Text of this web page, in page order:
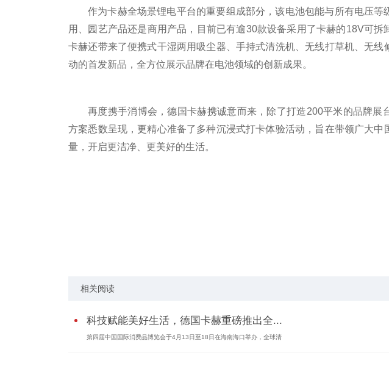
作为卡赫全场景锂电平台的重要组成部分，该电池包能与所有电压等
用、园艺产品还是商用产品，目前已有逾30款设备采用了卡赫的18V可拆
卡赫还带来了便携式干湿两用吸尘器、手持式清洗机、无线打草机、无线
动的首发新品，全方位展示品牌在电池领域的创新成果。
再度携手消博会，德国卡赫携诚意而来，除了打造200平米的品牌展
方案悉数呈现，更精心准备了多种沉浸式打卡体验活动，旨在带领广大中
量，开启更洁净、更美好的生活。
相关阅读
科技赋能美好生活，德国卡赫重磅推出全...
第四届中国国际消费品博览会于4月13日至18日在海南海口举办，全球清